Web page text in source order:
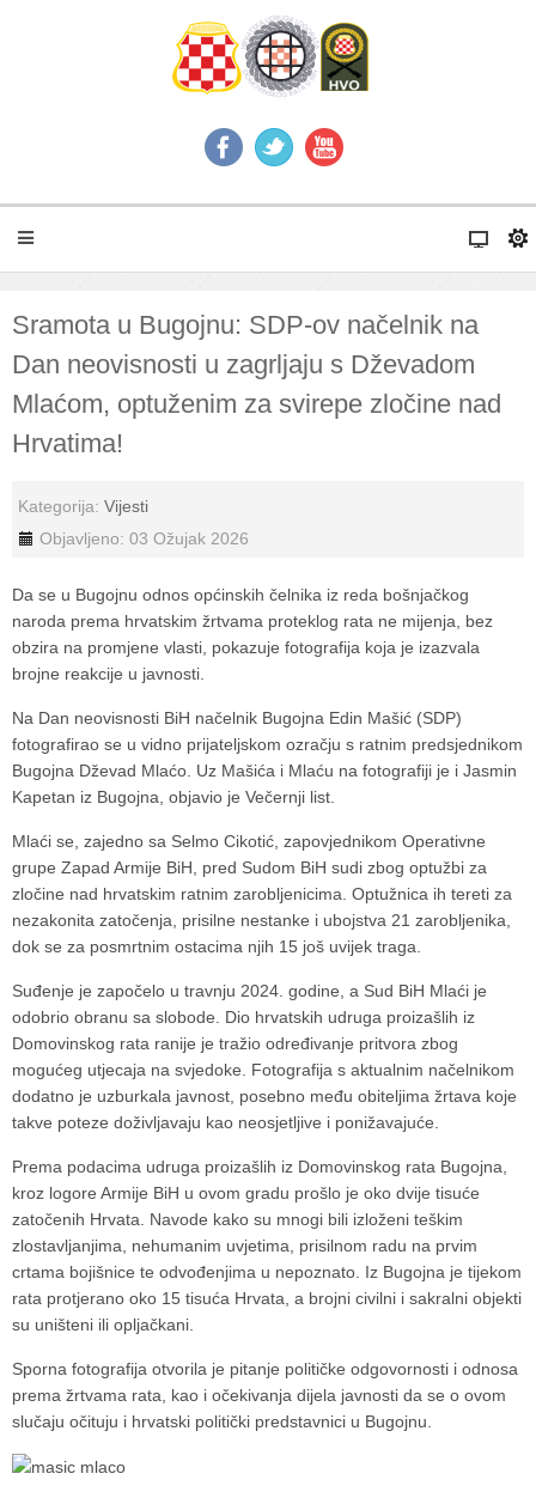
Sramota u Bugojnu: SDP-ov načelnik na
Dan neovisnosti u zagrljaju s Dževadom
Mlaćom, optuženim za svirepe zločine nad
Hrvatima!
Kategorija: Vijesti
Objavljeno: 03 Ožujak 2026
Da se u Bugojnu odnos općinskih čelnika iz reda bošnjačkog
naroda prema hrvatskim žrtvama proteklog rata ne mijenja, bez
obzira na promjene vlasti, pokazuje fotografija koja je izazvala
brojne reakcije u javnosti.
Na Dan neovisnosti BiH načelnik Bugojna Edin Mašić (SDP)
fotografirao se u vidno prijateljskom ozračju s ratnim predsjednikom
Bugojna Dževad Mlaćo . Uz Mašića i Mlaću na fotografiji je i Jasmin
Kapetan iz Bugojna, objavio je Večernji list.
Mlaći se, zajedno sa Selmo Cikotić , zapovjednikom Operativne
grupe Zapad Armije BiH, pred Sudom BiH sudi zbog optužbi za
zločine nad hrvatskim ratnim zarobljenicima. Optužnica ih tereti za
nezakonita zatočenja, prisilne nestanke i ubojstva 21 zarobljenika,
dok se za posmrtnim ostacima njih 15 još uvijek traga.
Suđenje je započelo u travnju 2024. godine, a Sud BiH Mlaći je
odobrio obranu sa slobode. Dio hrvatskih udruga proizašlih iz
Domovinskog rata ranije je tražio određivanje pritvora zbog
mogućeg utjecaja na svjedoke. Fotografija s aktualnim načelnikom
dodatno je uzburkala javnost, posebno među obiteljima žrtava koje
takve poteze doživljavaju kao neosjetljive i ponižavajuće.
Prema podacima udruga proizašlih iz Domovinskog rata Bugojna,
kroz logore Armije BiH u ovom gradu prošlo je oko dvije tisuće
zatočenih Hrvata. Navode kako su mnogi bili izloženi teškim
zlostavljanjima, nehumanim uvjetima, prisilnom radu na prvim
crtama bojišnice te odvođenjima u nepoznato. Iz Bugojna je tijekom
rata protjerano oko 15 tisuća Hrvata, a brojni civilni i sakralni objekti
su uništeni ili opljačkani.
Sporna fotografija otvorila je pitanje političke odgovornosti i odnosa
prema žrtvama rata, kao i očekivanja dijela javnosti da se o ovom
slučaju očituju i hrvatski politički predstavnici u Bugojnu.